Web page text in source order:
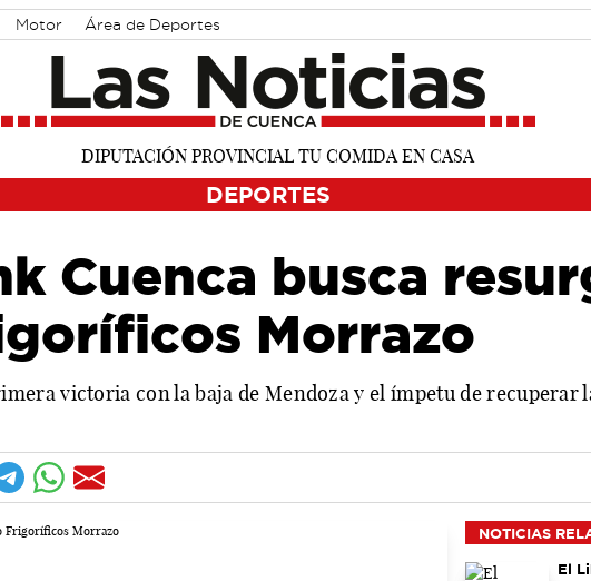
Motor Área de Deportes
DEPORTES
Cuenca busca
Morrazo
victoria con la baja de Mendoza y el ímpetu de recuperar
NOTICIAS
El